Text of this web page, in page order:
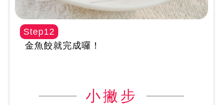
Step12
金魚餃就完成囉！
小撇步